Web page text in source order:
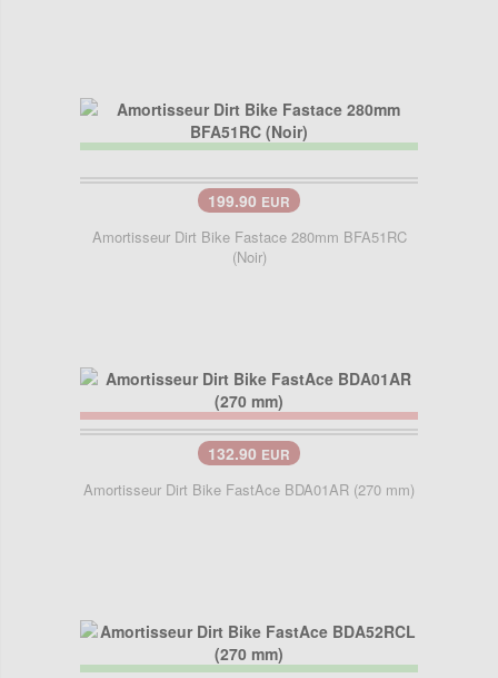
199.90 EUR
Amortisseur Dirt Bike Fastace 280mm BFA51RC
(Noir)
132.90 EUR
Amortisseur Dirt Bike FastAce BDA01AR (270 mm)